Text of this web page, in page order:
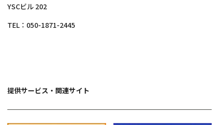
YSCビル 202
TEL： 050-1871-2445
提供サービス・関連サイト